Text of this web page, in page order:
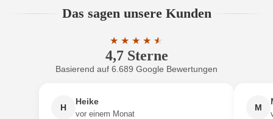
Geographische Angabe
Basilica Cafaggio Sarl, Via S. Martino - Fraz.
Benutzern abgegeben werden. Bitte loggen Sie sich
Neuer Kunde? Neuer Kunde?
Ihre E-Mail-Adresse
Das sagen unsere Kunden
4,7 Sterne
★ ★ ★ ★ ★
★
Durchschnittliche Bewertung von 4.7
Basierend auf 6.689 Google Bewertungen
H
Heike
vor einem Monat
M